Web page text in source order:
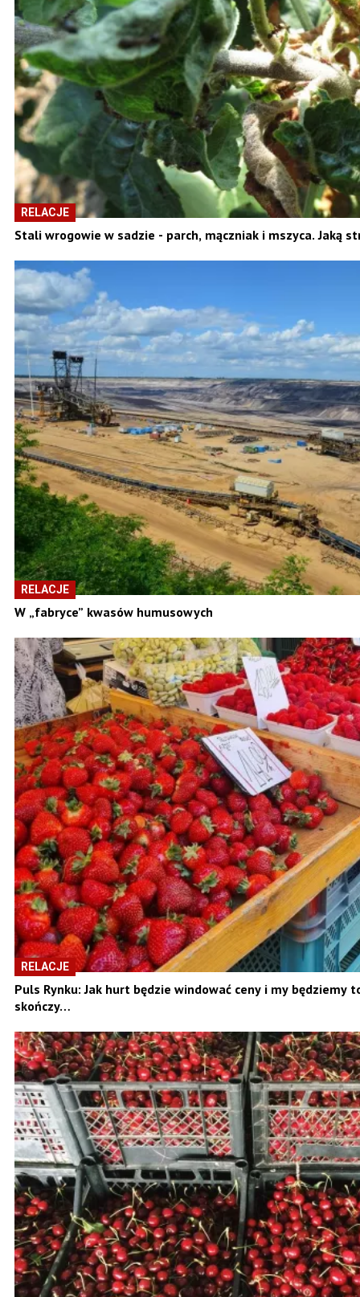
RELACJE
Stali wrogowie w sadzie - parch, mączniak i mszyca. Jaką
RELACJE
W „fabryce” kwasów humusowych
RELACJE
Puls Rynku: Jak hurt będzie windować ceny i my będziemy
skończy…